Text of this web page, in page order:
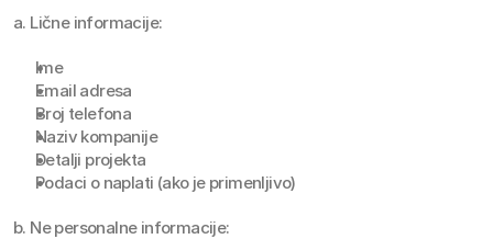
a. Lične informacije:
Ime
Email adresa
Broj telefona
Naziv kompanije
Detalji projekta
Podaci o naplati (ako je primenljivo)
b. Ne personalne informacije: